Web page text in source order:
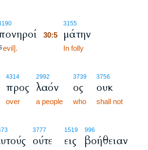
evil].
3155
30:5 μάτην
In folly
4314
προς
over
2992
λαόν
a people
3739
ος
who
3756
ουκ
shall not
3777
ούτε
1519
εις
996
βοήθειαν